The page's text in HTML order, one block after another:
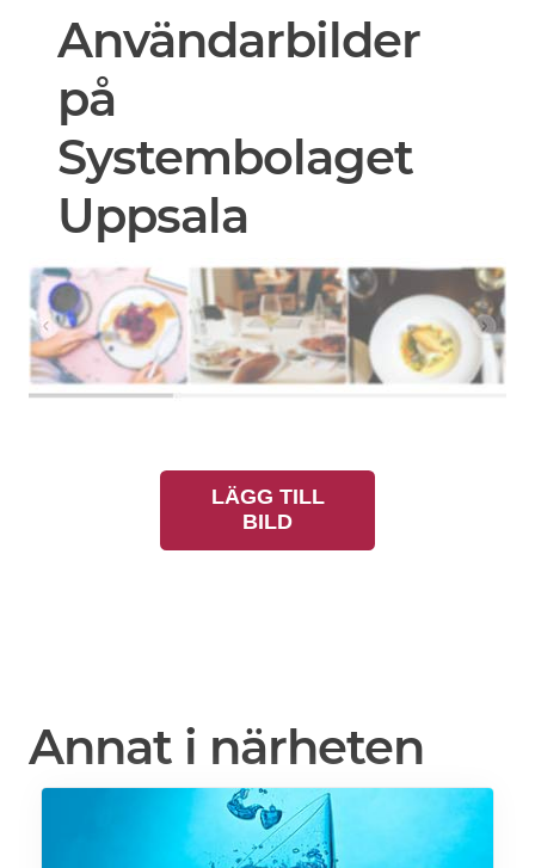
Användarbilder
på
Systembolaget
Uppsala
LÄGG TILL
BILD
Annat i närheten